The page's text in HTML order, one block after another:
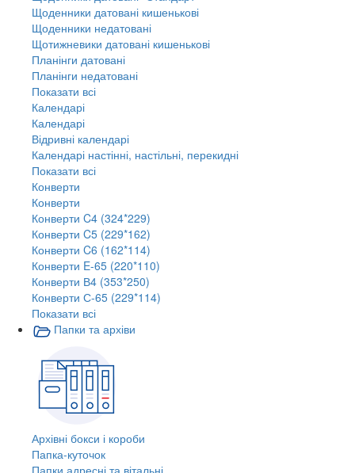
Щоденники датовані кишенькові
Щоденники недатовані
Щотижневики датовані кишенькові
Планінги датовані
Планінги недатовані
Показати всі
Календарі
Календарі
Відривні календарі
Календарі настінні, настільні, перекидні
Показати всі
Конверти
Конверти
Конверти C4 (324*229)
Конверти C5 (229*162)
Конверти C6 (162*114)
Конверти E-65 (220*110)
Конверти В4 (353*250)
Конверти С-65 (229*114)
Показати всі
Папки та архіви
Архівні бокси і короби
Папка-куточок
Папки адресні та вітальні